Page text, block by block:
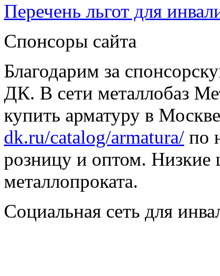
Перечень льгот для
Спонсоры сайта
Благодарим за
ДК. В сети металлобаз
купить арматуру в
dk.ru/catalog/armatura/ по
розницу и оптом. Низкие
металлопроката.
Социальная сеть для